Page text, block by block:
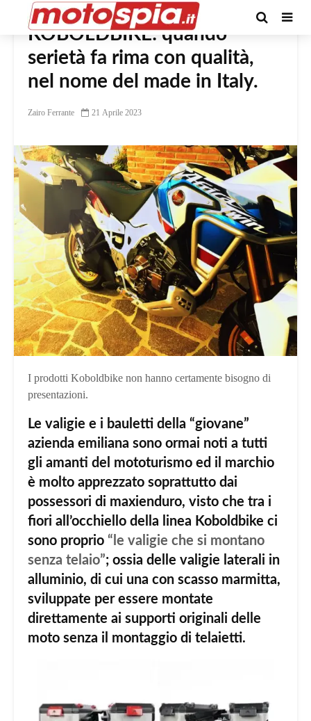
KOBOLDBIKE: quando
serietà fa rima con qualità,
nel nome del made in Italy.
Zairo Ferrante 21 Aprile 2023
I prodotti Koboldbike non hanno certamente bisogno di
presentazioni.
Le valigie e i bauletti della “giovane”
azienda emiliana sono ormai noti a tutti
gli amanti del mototurismo ed il marchio
è molto apprezzato soprattutto dai
possessori di maxienduro, visto che tra i
fiori all’occhiello della linea Koboldbike ci
sono proprio “le valigie che si montano
senza telaio”; ossia delle valigie laterali in
alluminio, di cui una con scasso marmitta,
sviluppate per essere montate
direttamente ai supporti originali delle
moto senza il montaggio di telaietti.